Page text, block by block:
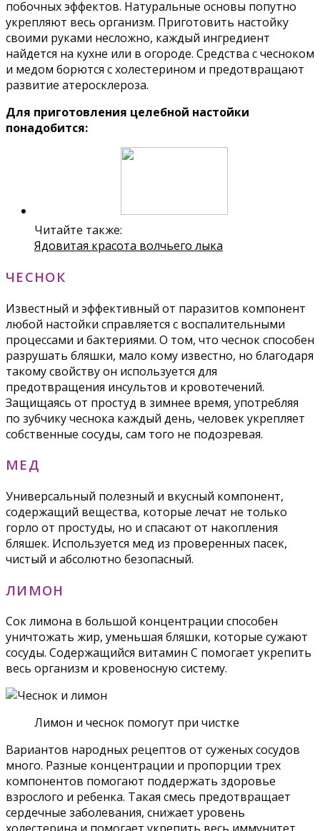
побочных эффектов. Натуральные основы попутно
укрепляют весь организм. Приготовить настойку
своими руками несложно, каждый ингредиент
найдется на кухне или в огороде. Средства с чесноком
и медом борются с холестерином и предотвращают
развитие атеросклероза.
Для приготовления целебной настойки
понадобится:
Читайте также:
Ядовитая красота волчьего лыка
ЧЕСНОК
Известный и эффективный от паразитов компонент
любой настойки справляется с воспалительными
процессами и бактериями. О том, что чеснок способен
разрушать бляшки, мало кому известно, но благодаря
такому свойству он используется для
предотвращения инсультов и кровотечений.
Защищаясь от простуд в зимнее время, употребляя
по зубчику чеснока каждый день, человек укрепляет
собственные сосуды, сам того не подозревая.
МЕД
Универсальный полезный и вкусный компонент,
содержащий вещества, которые лечат не только
горло от простуды, но и спасают от накопления
бляшек. Используется мед из проверенных пасек,
чистый и абсолютно безопасный.
ЛИМОН
Сок лимона в большой концентрации способен
уничтожать жир, уменьшая бляшки, которые сужают
сосуды. Содержащийся витамин С помогает укрепить
весь организм и кровеносную систему.
Лимон и чеснок помогут при чистке
Вариантов народных рецептов от суженых сосудов
много. Разные концентрации и пропорции трех
компонентов помогают поддержать здоровье
взрослого и ребенка. Такая смесь предотвращает
сердечные заболевания, снижает уровень